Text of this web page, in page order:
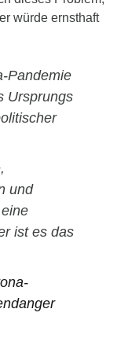
würde ernsthaft
Pandemie
Ursprungs
und
ist es das